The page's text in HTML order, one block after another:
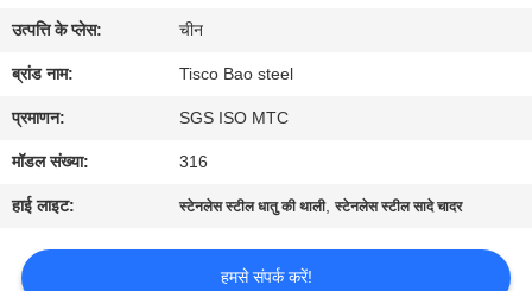
एक
उद्धरण
की
विनती
उत्पत्ति के प्लेस: चीन
ब्रांड नाम: Tisco Bao steel
प्रमाणन: SGS ISO MTC
मॉडल संख्या: 316
हाई लाइट: स्टेनलेस स्टील धातु की थाली,स्टेनलेस स्टील सादे चादर
हमसे संपर्क करें!